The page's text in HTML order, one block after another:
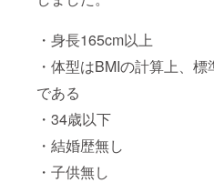
・身長165cm以上
・体型はBMIの計算上、標
である
・34歳以下
・結婚歴無し
・子供無し